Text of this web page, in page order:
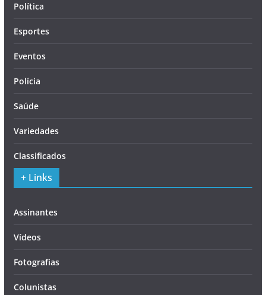
Política
Esportes
Eventos
Polícia
Saúde
Variedades
Classificados
+ Links
Assinantes
Vídeos
Fotografias
Colunistas